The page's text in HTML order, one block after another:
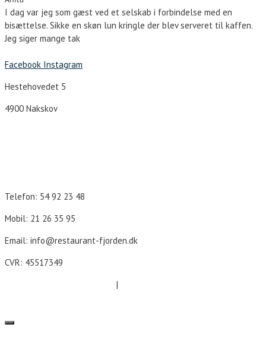
I dag var jeg som gæst ved et selskab i forbindelse med en
bisættelse. Sikke en skøn lun kringle der blev serveret til kaffen.
Jeg siger mange tak
Facebook Instagram
Hestehovedet 5
4900 Nakskov
Telefon: 54 92 23 48
Mobil: 21 26 35 95
Email: info@restaurant-fjorden.dk
CVR: 45517349
|
LUK